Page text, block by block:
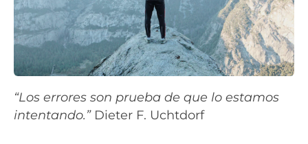
“Los errores son prueba de que lo estamos
intentando.”Dieter F. Uchtdorf